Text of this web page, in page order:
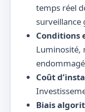
temps réel
surveillance
Conditions
Luminosité,
Coût
Biais